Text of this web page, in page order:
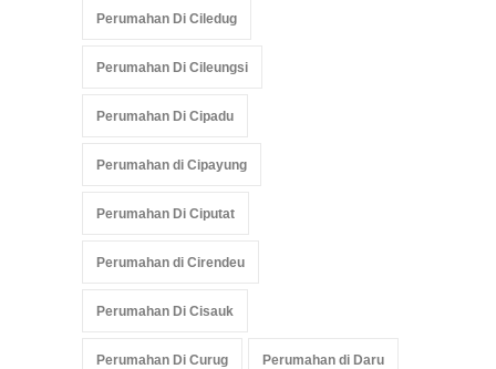
Perumahan Di Ciledug
Perumahan Di Cileungsi
Perumahan Di Cipadu
Perumahan di Cipayung
Perumahan Di Ciputat
Perumahan di Cirendeu
Perumahan Di Cisauk
Perumahan Di Curug Perumahan di Daru